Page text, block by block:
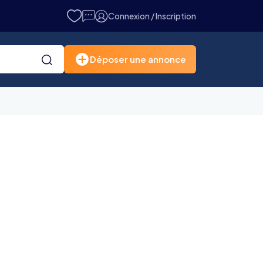
Connexion / Inscription
Déposer une annonce